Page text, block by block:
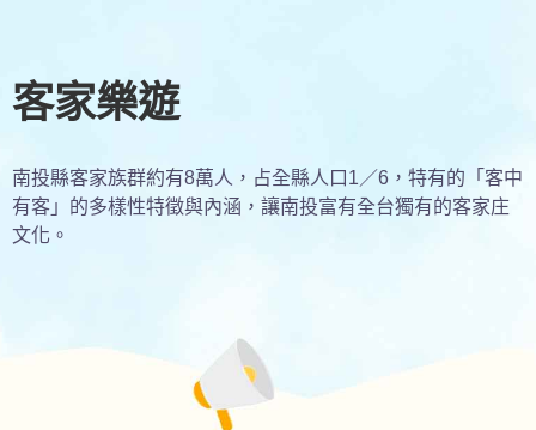
客家樂遊
南投縣客家族群約有8萬人，占全縣人口1／6，特有的「客中
有客」的多樣性特徵與內涵，讓南投富有全台獨有的客家庄
文化。